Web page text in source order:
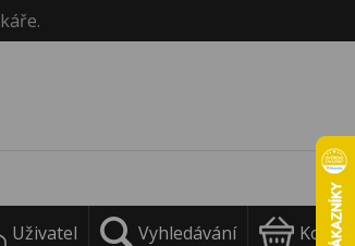
Uživatel Vyhledávání Košík